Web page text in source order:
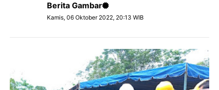
Berita Gambar
Kamis, 06 Oktober 2022, 20:13 WIB